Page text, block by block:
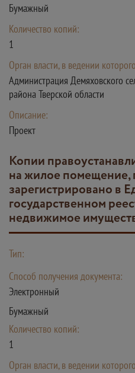
Бумажный
Количество копий:
1
Орган власти, в ведении
Администрация Демяховского
района Тверской области
Описание:
Проект
Копии правоустанавливающих документов
на жилое помещение,
зарегистрировано в
государственном
недвижимое
Тип:
Способ получения документа:
Электронный
Бумажный
Количество копий:
1
Орган власти, в ведении